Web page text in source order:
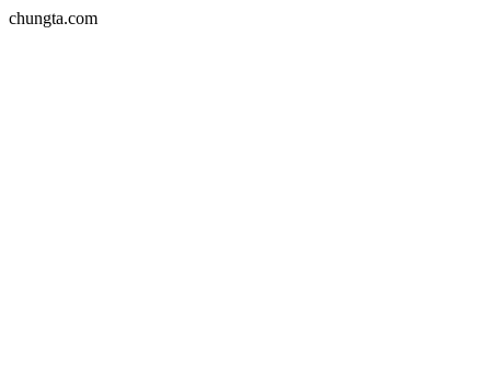
chungta.com